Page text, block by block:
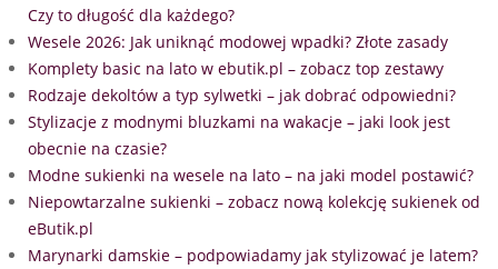
Czy to długość dla każdego?
Wesele 2026: Jak uniknąć modowej wpadki? Złote zasady
Komplety basic na lato w ebutik.pl – zobacz top zestawy
Rodzaje dekoltów a typ sylwetki – jak dobrać odpowiedni?
Stylizacje z modnymi bluzkami na wakacje – jaki look jest
obecnie na czasie?
Modne sukienki na wesele na lato – na jaki model postawić?
Niepowtarzalne sukienki – zobacz nową kolekcję sukienek od
eButik.pl
Marynarki damskie – podpowiadamy jak stylizować je latem?